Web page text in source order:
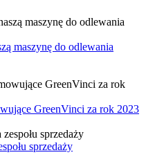
maszynę do odlewania
GreenVinci za rok 2023
sprzedaży